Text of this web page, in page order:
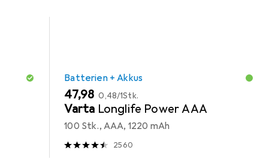
Batterien + Akkus
EUR
47,98 EUR
0,48/1Stk.
Varta Longlife Power AAA
100 Stk., AAA, 1220 mAh
2560